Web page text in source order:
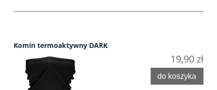
Komin termoaktywny DARK
19,90 zł
do koszyka